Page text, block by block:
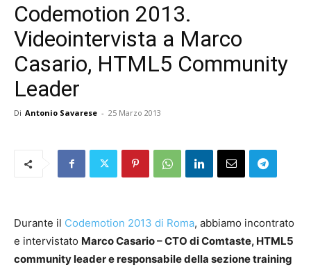
Codemotion 2013.
Videointervista a Marco
Casario, HTML5 Community
Leader
Di Antonio Savarese - 25 Marzo 2013
Durante il Codemotion 2013 di Roma, abbiamo incontrato
e intervistato Marco Casario – CTO di Comtaste, HTML5
community leader e responsabile della sezione training